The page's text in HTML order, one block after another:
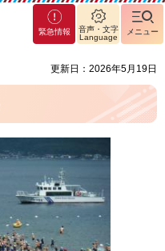
緊急情報
音声・文字
Language
メニュー
更新日：2026年5月19日